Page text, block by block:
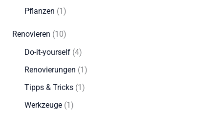
Pflanzen (1)
Renovieren (10)
Do-it-yourself(4)
Renovierungen (1)
Tipps & Tricks(1)
Werkzeuge(1)